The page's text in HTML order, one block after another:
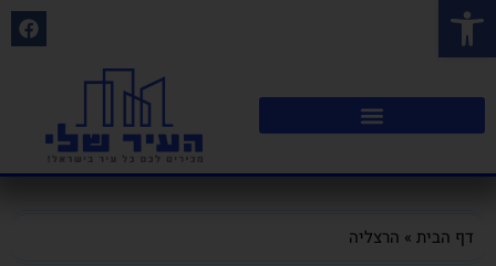
פתח סרגל נגישות
דף הבית » הרצליה